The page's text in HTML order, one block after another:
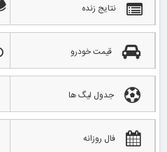
نتایج زنده
قیمت خودرو
جدول لیگ ها
فال روزانه